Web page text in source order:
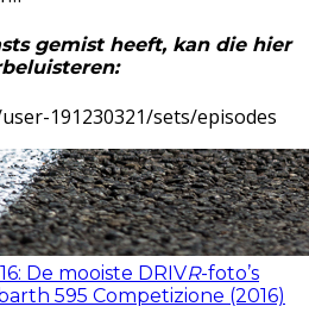
gemist heeft, kan die hier
191230321/sets/episodes
De mooiste DRIVR-foto’s
595 Competizione (2016)